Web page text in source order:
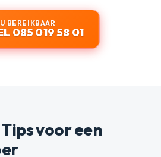
BEREIKBAAR
085 019 58 01
voor een